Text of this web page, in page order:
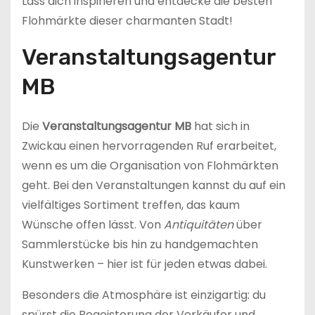
Flohmärkte dieser charmanten Stadt!
Veranstaltungsagentur
MB
Die Veranstaltungsagentur MB hat sich in
Zwickau einen hervorragenden Ruf erarbeitet,
wenn es um die Organisation von Flohmärkten
geht. Bei den Veranstaltungen kannst du auf ein
vielfältiges Sortiment treffen, das kaum
Wünsche offen lässt. Von Antiquitätenüber
Sammlerstücke bis hin zu handgemachten
Kunstwerken – hier ist für jeden etwas dabei.
Besonders die Atmosphäre ist einzigartig: du